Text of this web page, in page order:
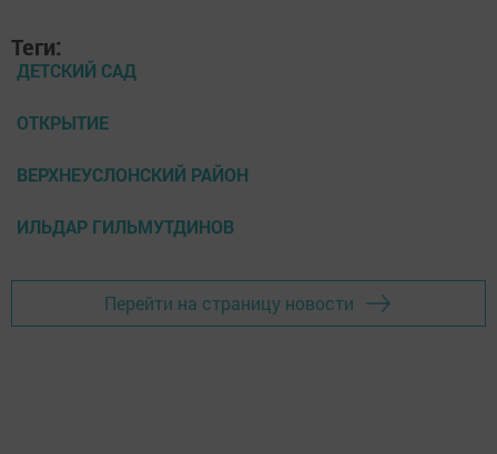
Теги:
ДЕТСКИЙ САД
ОТКРЫТИЕ
ВЕРХНЕУСЛОНСКИЙ РАЙОН
ИЛЬДАР ГИЛЬМУТДИНОВ
Перейти на страницу новости